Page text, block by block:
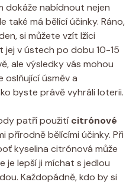
dokáže nabídnout nejen
také má bělící účinky. Ráno,
si můžete vzít lžíci
jej v ústech po dobu 10-15
ale výsledky vás mohou
úsměv a
byste právě vyhráli loterii.
patří použití citrónové
přírodně bělícími účinky. Při
kyselina citrónová může
je lepší ji míchat s jedlou
Každopádně, kdo by si